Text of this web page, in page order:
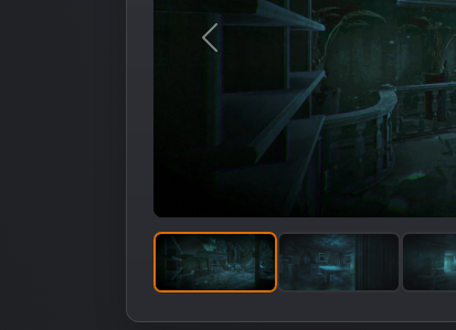
Предыдущее изображение